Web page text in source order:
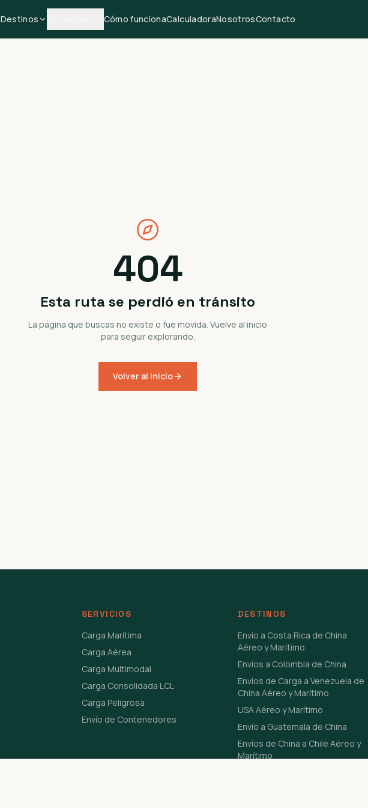
Destinos Cómo funcionaCalculadoraNosotrosContacto
404
Esta ruta se perdió en tránsito
La página que buscas no existe o fue movida. Vuelve al inicio
para seguir explorando.
Volver al inicio
SERVICIOS
Carga Marítima
Carga Aérea
Carga Multimodal
Carga Consolidada LCL
Carga Peligrosa
Envío de Contenedores
DESTINOS
Envío a Costa Rica de China
Aéreo y Marítimo
Envíos a Colombia de China
Envíos de Carga a Venezuela de
China Aéreo y Marítimo
USA Aéreo y Marítimo
Envío a Guatemala de China
Envíos de China a Chile Aéreo y
Marítimo